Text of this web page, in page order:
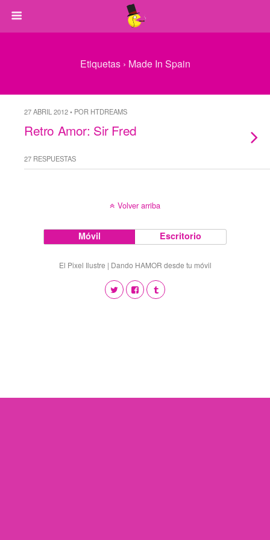
Etiquetas › Made In Spain
27 ABRIL 2012 • POR HTDREAMS
Retro Amor: Sir Fred
27 RESPUESTAS
Volver arriba
Móvil Escritorio
El Pixel Ilustre | Dando HAMOR desde tu móvil